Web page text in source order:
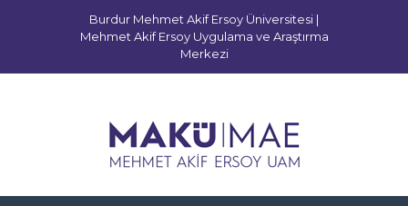
Burdur Mehmet Akif Ersoy Üniversitesi |
Mehmet Akif Ersoy Uygulama ve Araştırma
Merkezi